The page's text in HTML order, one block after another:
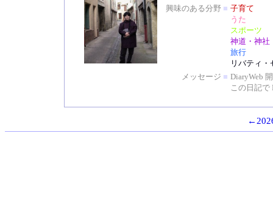
興味のある分野 ■ 子育て
うた
スポーツ
神道・神社
旅行
リバティ
メッセージ ■ DiaryWeb
この日記